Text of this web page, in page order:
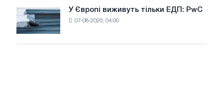
трамвайних
колій
Європі
виживуть
тільки
У Європі виживуть тільки ЕДП: PwC
07-08-2026, 04:00